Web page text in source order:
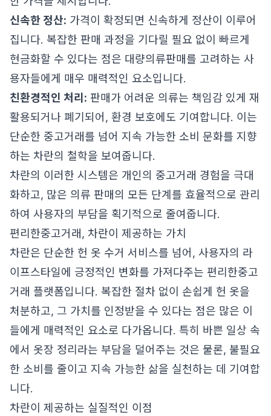
신속한 정산: 가격이 확정되면 신속하게 정산이 이루어
집니다. 복잡한 판매 과정을 기다릴 필요 없이 빠르게
현금화할 수 있다는 점은 대량의류판매를 고려하는 사
용자들에게 매우 매력적인 요소입니다.
친환경적인 처리: 판매가 어려운 의류는 책임감 있게 재
활용되거나 폐기되어, 환경 보호에도 기여합니다. 이는
단순한 중고거래를 넘어 지속 가능한 소비 문화를 지향
하는 차란의 철학을 보여줍니다.
차란의 이러한 시스템은 개인의 중고거래 경험을 극대
화하고, 많은 의류 판매의 모든 단계를 효율적으로 관리
하여 사용자의 부담을 획기적으로 줄여줍니다.
편리한중고거래, 차란이 제공하는 가치
차란은 단순한 헌 옷 수거 서비스를 넘어, 사용자의 라
이프스타일에 긍정적인 변화를 가져다주는 편리한중고
거래 플랫폼입니다. 복잡한 절차 없이 손쉽게 헌 옷을
처분하고, 그 가치를 인정받을 수 있다는 점은 많은 이
들에게 매력적인 요소로 다가옵니다. 특히 바쁜 일상 속
에서 옷장 정리라는 부담을 덜어주는 것은 물론, 불필요
한 소비를 줄이고 지속 가능한 삶을 실천하는 데 기여합
니다.
차란이 제공하는 실질적인 이점